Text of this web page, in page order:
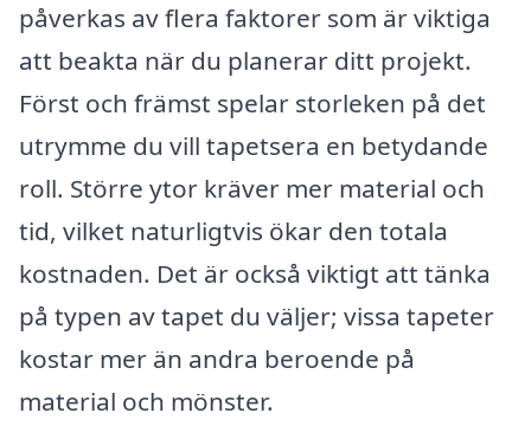
påverkas av flera faktorer som är viktiga
att beakta när du planerar ditt projekt.
Först och främst spelar storleken på det
utrymme du vill tapetsera en betydande
roll. Större ytor kräver mer material och
tid, vilket naturligtvis ökar den totala
kostnaden. Det är också viktigt att tänka
på typen av tapet du väljer; vissa tapeter
kostar mer än andra beroende på
material och mönster.